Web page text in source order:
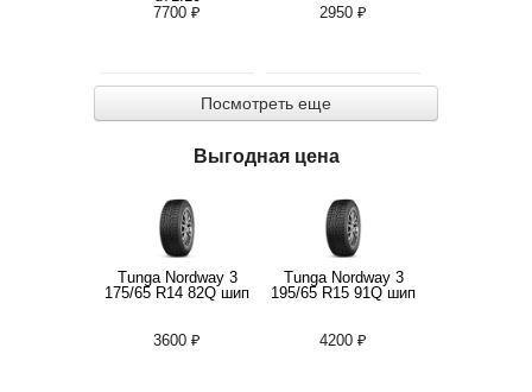
7700 ₽
2950 ₽
Посмотреть еще
Выгодная цена
Tunga Nordway 3
175/65 R14 82Q шип
3600 ₽
Tunga Nordway 3
195/65 R15 91Q шип
4200 ₽